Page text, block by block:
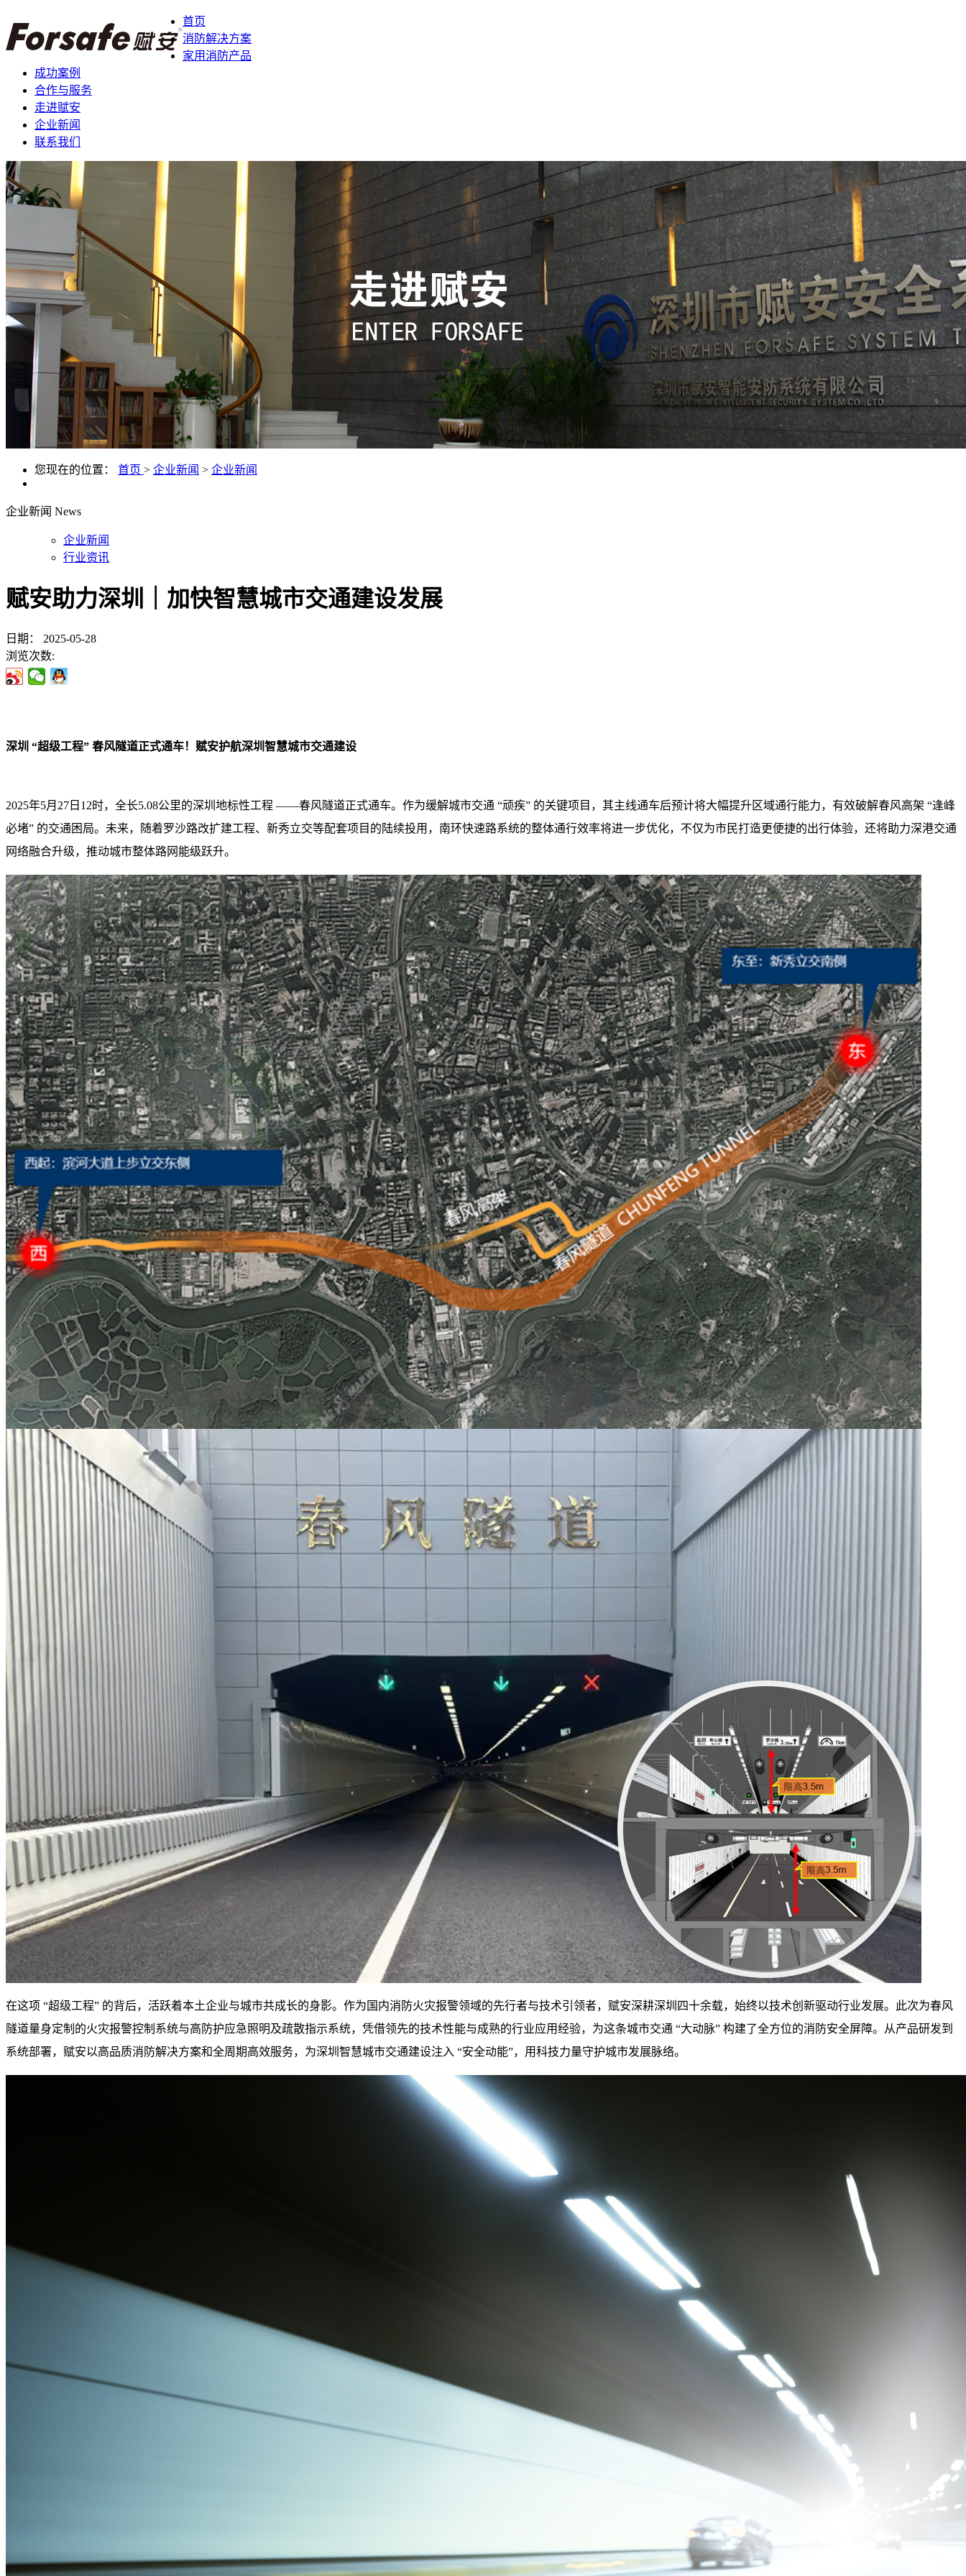
首页
消防解决方案
家用消防产品
成功案例
合作与服务
走进赋安
企业新闻
联系我们
您现在的位置： 首页 > 企业新闻 > 企业新闻
企业新闻 News
企业新闻
行业资讯
赋安助力深圳｜加快智慧城市交通建设发展
日期：
2025-05-28
浏览次数:
深圳 “超级工程” 春风隧道正式通车！赋安护航深圳智慧城市交通建设
2025年5月27日12时，全长5.08公里的深圳地标性工程 ——春风隧道正式通车。作为缓解城市交通 “顽疾” 的关键项目，其主线通车后预计将大幅提升区域通行能力，有效破解春风高架 “逢峰
必堵” 的交通困局。未来，随着罗沙路改扩建工程、新秀立交等配套项目的陆续投用，南环快速路系统的整体通行效率将进一步优化，不仅为市民打造更便捷的出行体验，还将助力深港交通
网络融合升级，推动城市整体路网能级跃升。
在这项 “超级工程” 的背后，活跃着本土企业与城市共成长的身影。 作为国内消防火灾报警领域的先行者与技术引领者，赋安深耕深圳四十余载， 始终以技术创新驱动行业发展。此次为春风
隧道量身定制的火灾报警控制系统与高防护应急照明及疏散指示系统，凭借领先的技术性能与成熟的行业应用经验，为这条城市交通 “大动脉” 构建了全方位的消防安全屏障。从产品研发到
系统部署，赋安以高品质消防解决方案和全周期高效服务，为深圳智慧城市交通建设注入 “安全动能”，用科技力量守护城市发展脉络。